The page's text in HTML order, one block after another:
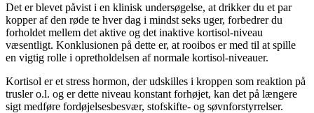
Det er blevet påvist i en klinisk undersøgelse, at drikker du et par
kopper af den røde te hver dag i mindst seks uger, forbedrer du
forholdet mellem det aktive og det inaktive kortisol-niveau
væsentligt. Konklusionen på dette er, at rooibos er med til at spille
en vigtig rolle i opretholdelsen af normale kortisol-niveauer.
Kortisol er et stress hormon, der udskilles i kroppen som reaktion på
trusler o.l. og er dette niveau konstant forhøjet, kan det på længere
sigt medføre fordøjelsesbesvær, stofskifte- og søvnforstyrrelser.